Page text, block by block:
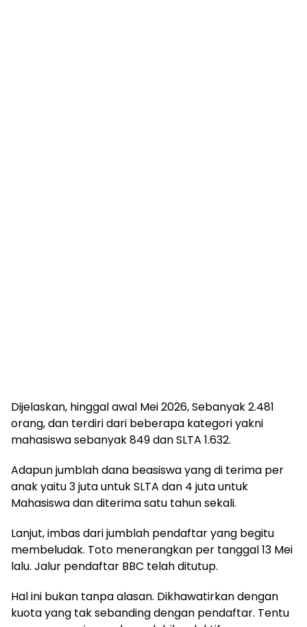
Dijelaskan, hinggal awal Mei 2026, Sebanyak 2.481
orang, dan terdiri dari beberapa kategori yakni
mahasiswa sebanyak 849 dan SLTA 1.632.
Adapun jumblah dana beasiswa yang di terima per
anak yaitu 3 juta untuk SLTA dan 4 juta untuk
Mahasiswa dan diterima satu tahun sekali.
Lanjut, imbas dari jumblah pendaftar yang begitu
membeludak. Toto menerangkan per tanggal 13 Mei
lalu. Jalur pendaftar BBC telah ditutup.
Hal ini bukan tanpa alasan. Dikhawatirkan dengan
kuota yang tak sebanding dengan pendaftar. Tentu